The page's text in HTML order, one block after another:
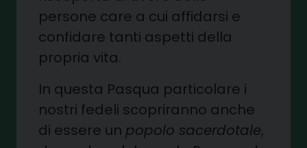
persone care a cui affidarsi e
confidare tanti aspetti della
propria vita.
In questa Pasqua particolare i
nostri fedeli scopriranno anche
di essere un popolo sacerdotale,